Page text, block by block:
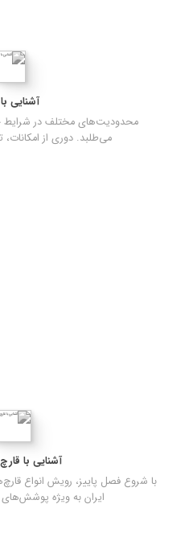
آشنایی
محدودیت‌های مختلف در شرایط
می‌طلبد. دوری از
آشنایی با
با شروع فصل پاییز، رویش انواع
ایران به ویژه